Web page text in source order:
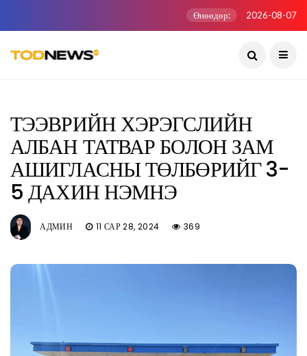
Өнөөдөр: 2026-08-07
ТЭЭВРИЙН ХЭРЭГСЛИЙН
АЛБАН ТАТВАР БОЛОН ЗАМ
АШИГЛАСНЫ ТӨЛБӨРИЙГ 3-
5 ДАХИН НЭМНЭ
АДМИН 11 САР 28, 2024 369